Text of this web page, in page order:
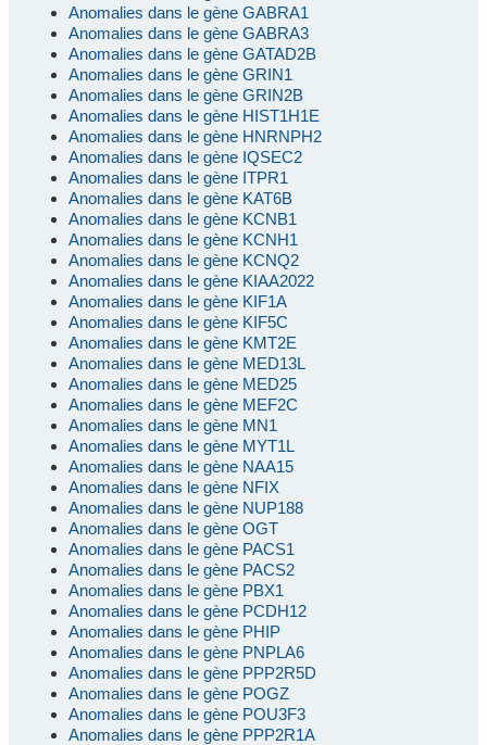
Anomalies dans le gène GABRA1
Anomalies dans le gène GABRA3
Anomalies dans le gène GATAD2B
Anomalies dans le gène GRIN1
Anomalies dans le gène GRIN2B
Anomalies dans le gène HIST1H1E
Anomalies dans le gène HNRNPH2
Anomalies dans le gène IQSEC2
Anomalies dans le gène ITPR1
Anomalies dans le gène KAT6B
Anomalies dans le gène KCNB1
Anomalies dans le gène KCNH1
Anomalies dans le gène KCNQ2
Anomalies dans le gène KIAA2022
Anomalies dans le gène KIF1A
Anomalies dans le gène KIF5C
Anomalies dans le gène KMT2E
Anomalies dans le gène MED13L
Anomalies dans le gène MED25
Anomalies dans le gène MEF2C
Anomalies dans le gène MN1
Anomalies dans le gène MYT1L
Anomalies dans le gène NAA15
Anomalies dans le gène NFIX
Anomalies dans le gène NUP188
Anomalies dans le gène OGT
Anomalies dans le gène PACS1
Anomalies dans le gène PACS2
Anomalies dans le gène PBX1
Anomalies dans le gène PCDH12
Anomalies dans le gène PHIP
Anomalies dans le gène PNPLA6
Anomalies dans le gène PPP2R5D
Anomalies dans le gène POGZ
Anomalies dans le gène POU3F3
Anomalies dans le gène PPP2R1A